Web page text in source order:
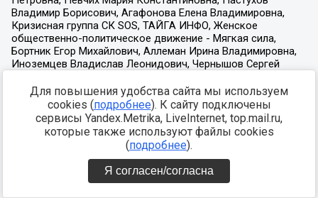
Для повышения удобства сайта мы используем
cookies (подробнее). К сайту подключены
сервисы Yandex.Metrika, LiveInternet, top.mail.ru,
которые также используют файлы cookies
(подробнее).
Я согласен/согласна